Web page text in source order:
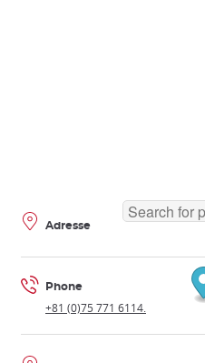
Adresse
Phone
+81 (0)75 771 6114.